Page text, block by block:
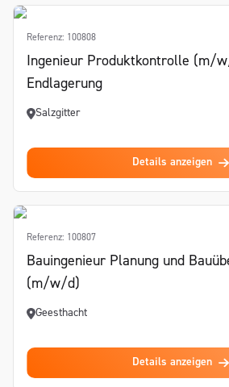
Referenz: 100808
Ingenieur Produktkontrolle (m/
Endlagerung
Salzgitter
Details anzeigen
Referenz: 100807
Bauingenieur Planung und
(m/w/d)
Geesthacht
Details anzeigen